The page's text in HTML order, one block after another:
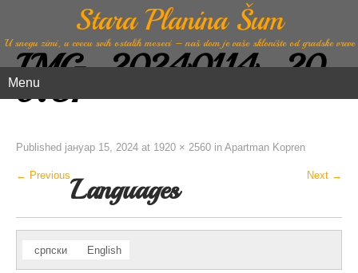
Stara Planina Šum
U snegu zimi, u cvecu svih ostalih meseci – naš dom je vaše sklonište od gradske vreve
Menu
IMG_20240114_20
0751
Published јануар 15, 2024 at 1920 × 2560 in Apartman Kopren
← Previous Next →
Languages
српски English